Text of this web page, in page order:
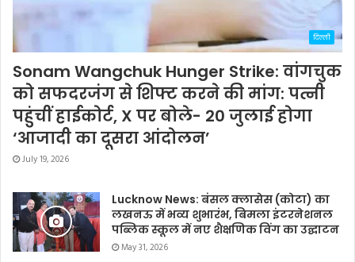
दिल्ली
Sonam Wangchuk Hunger Strike: वांगचुक
को सफदरजंग से शिफ्ट करने की मांग: पत्नी
पहुंचीं हाईकोर्ट, X पर बोले- 20 जुलाई होगा
‘आजादी का दूसरा आंदोलन’
July 19, 2026
Lucknow News: बंसल क्लासेस (कोटा) का
लखनऊ में भव्य शुभारंभ, बिमला इंटरनेशनल
पब्लिक स्कूल में नए शैक्षणिक विंग का उद्घाटन
May 31, 2026